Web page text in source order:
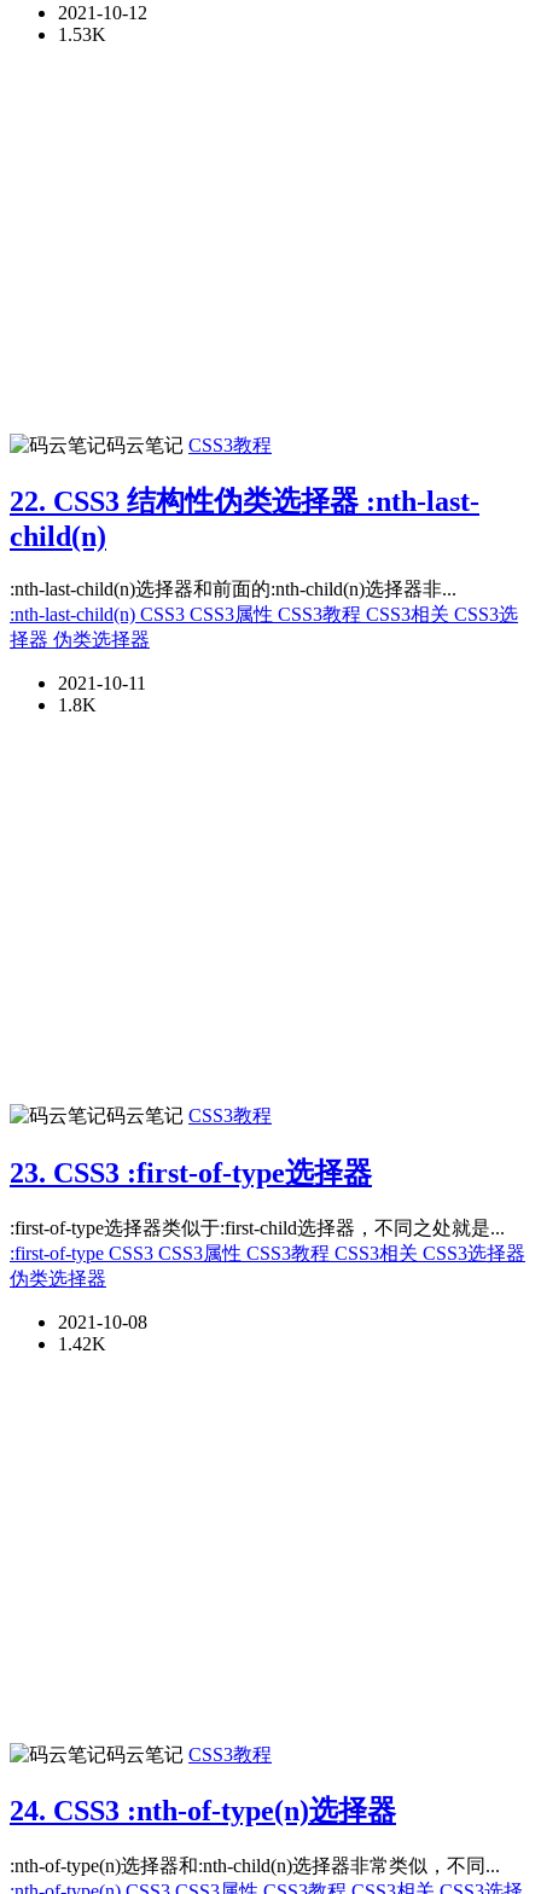
2021-10-12
1.53K
码云笔记 CSS3教程
22. CSS3 结构性伪类选择器 :nth-last-
child(n)
:nth-last-child(n)选择器和前面的:nth-child(n)选择器非...
:nth-last-child(n) CSS3 CSS3属性 CSS3教程 CSS3相关 CSS3选
择器 伪类选择器
2021-10-11
1.8K
码云笔记 CSS3教程
23. CSS3 :first-of-type选择器
:first-of-type选择器类似于:first-child选择器，不同之处就是...
:first-of-type CSS3 CSS3属性 CSS3教程 CSS3相关 CSS3选择器
伪类选择器
2021-10-08
1.42K
码云笔记 CSS3教程
24. CSS3 :nth-of-type(n)选择器
:nth-of-type(n)选择器和:nth-child(n)选择器非常类似，不同...